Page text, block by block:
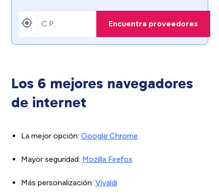
Encuentra proveedores
Los 6 mejores navegadores
de internet
La mejor opción: Google Chrome
Mayor seguridad: Mozilla Firefox
Más personalización: Vivaldi